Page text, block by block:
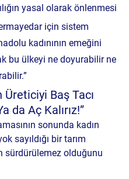
yasal olarak önlenmesi
için sistem
kadınının emeğini
bu ülkeyi ne doyurabilir ne
Üreticiyi Baş Tacı
da Aç Kalırız!”
sonunda kadın
sayıldığı bir tarım
sürdürülemez olduğunu